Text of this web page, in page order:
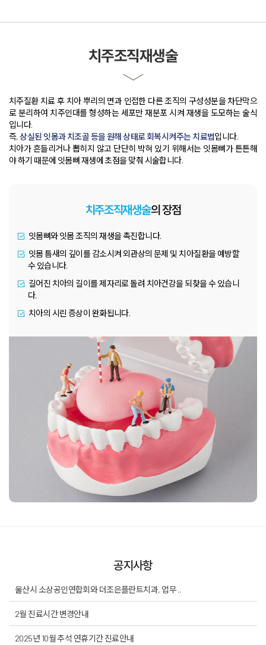
치주조직재생술
치주질환 치료 후 치아 뿌리의 면과 인접한 다른 조직의 구성성분을 차단막으
로 분리하여 치주인대를 형성하는 세포만 재분포 시켜 재생을 도모하는 술식
입니다.
즉,상실된 잇몸과 치조골 등을 원해 상태로 회복시켜주는 치료법입니다.
치아가 흔들리거나 뽑히지 않고 단단히 박혀 있기 위해서는 잇몸뼈가 튼튼해
야 하기 때문에 잇몸뼈 재생에 초점을 맞춰 시술합니다.
치주조직재생술의 장점
잇몸뼈와 잇몸 조직의 재생을 촉진합니다.
잇몸 틈새의 깊이를 감소시켜 외관상의 문제 및 치아질환을 예방할
수 있습니다.
길어진 치아의 길이를 제자리로 돌려 치아건강을 되찾을 수 있습니
다.
치아의 시린 증상이 완화됩니다.
공지사항
울산시 소상공인연합회와 더조은플란트치과, 업무 ..
2월 진료시간 변경안내
2025년 10월 추석 연휴기간 진료안내